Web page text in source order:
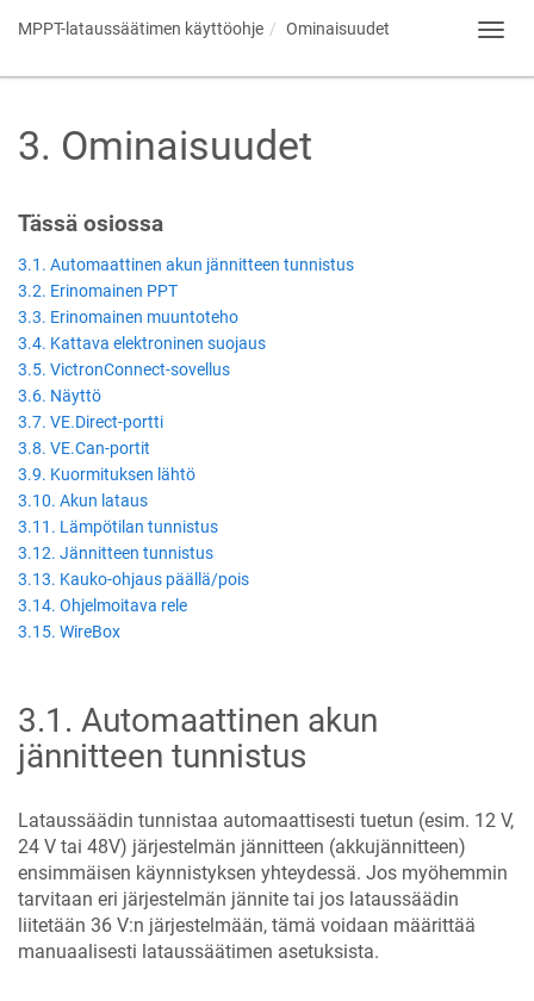
MPPT-lataussäätimen käyttöohje Ominaisuudet
3. Ominaisuudet
Tässä osiossa
3.1. Automaattinen akun jännitteen tunnistus
3.2. Erinomainen PPT
3.3. Erinomainen muuntoteho
3.4. Kattava elektroninen suojaus
3.5. VictronConnect-sovellus
3.6. Näyttö
3.7. VE.Direct-portti
3.8. VE.Can-portit
3.9. Kuormituksen lähtö
3.10. Akun lataus
3.11. Lämpötilan tunnistus
3.12. Jännitteen tunnistus
3.13. Kauko-ohjaus päällä/pois
3.14. Ohjelmoitava rele
3.15. WireBox
3.1 . Automaattinen akun
jännitteen tunnistus
Lataussäädin tunnistaa automaattisesti tuetun (esim. 12 V,
24 V tai 48V) järjestelmän jännitteen (akkujännitteen)
ensimmäisen käynnistyksen yhteydessä. Jos myöhemmin
tarvitaan eri järjestelmän jännite tai jos lataussäädin
liitetään 36 V:n järjestelmään, tämä voidaan määrittää
manuaalisesti lataussäätimen asetuksista.